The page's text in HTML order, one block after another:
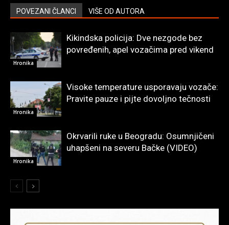
POVEZANI ČLANCI VIŠE OD AUTORA
Hronika
Kikindska policija: Dve nezgode bez
povređenih, apel vozačima pred vikend
Hronika
Visoke temperature usporavaju vozače:
Pravite pauze i pijte dovoljno tečnosti
Hronika
Okrvarili ruke u Beogradu: Osumnjičeni
uhapšeni na severu Bačke (VIDEO)